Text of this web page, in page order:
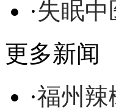
·失眠中
更多新闻
·福州辣